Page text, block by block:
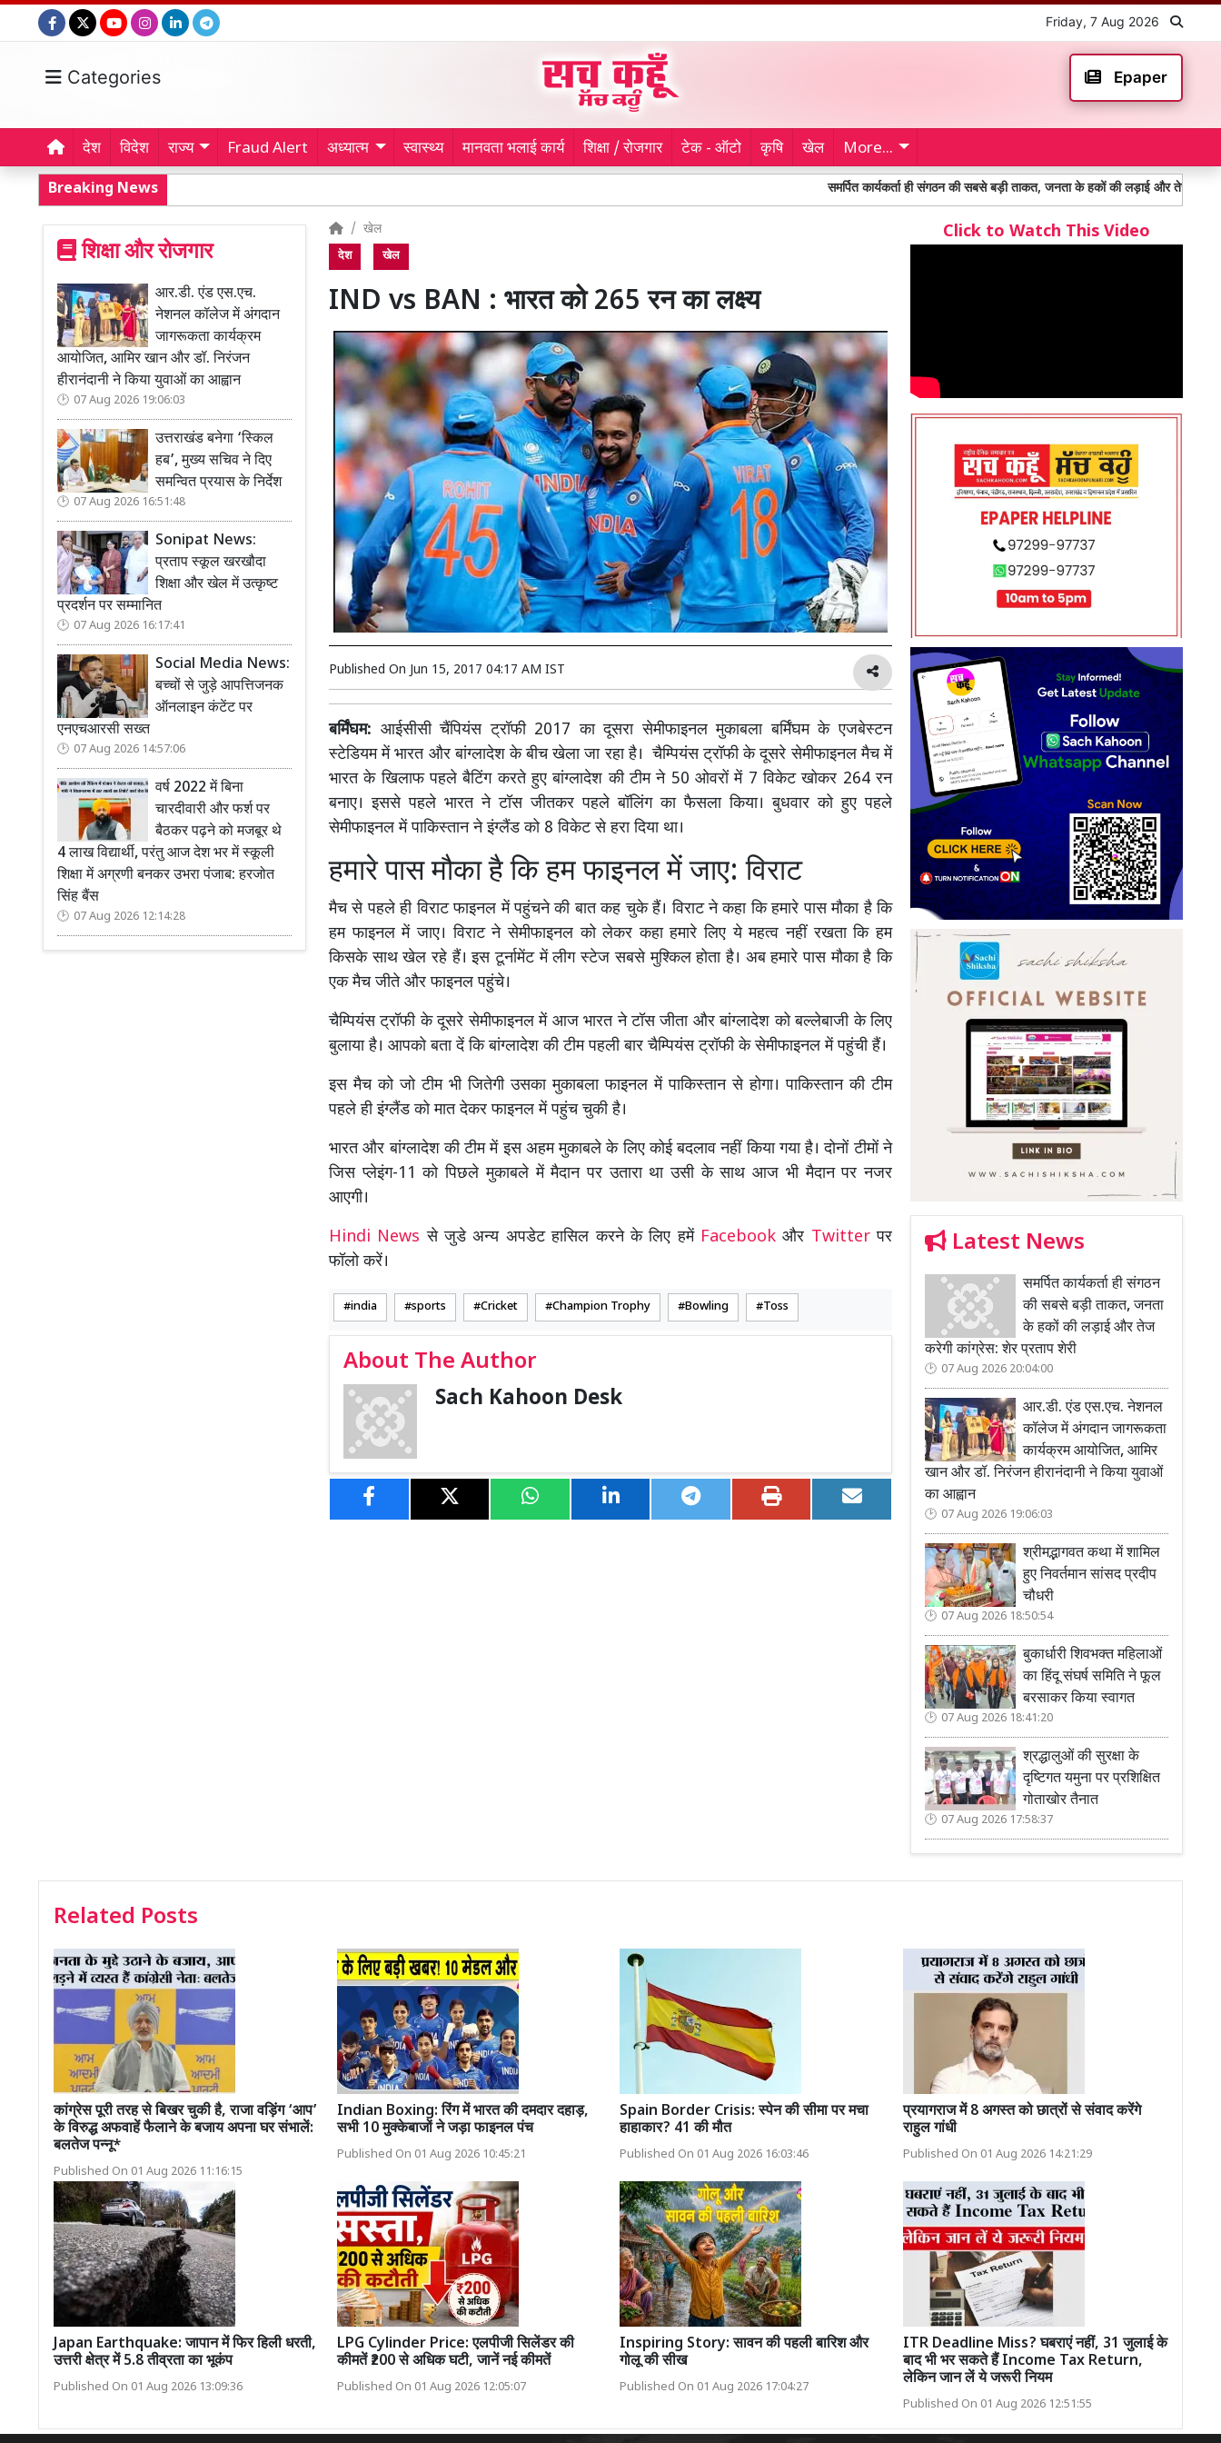
Friday, 7 Aug 2026
Categories Epaper
देश विदेश राज्य Fraud Alert अध्यात्म स्वास्थ्य मानवता भलाई कार्य शिक्षा / रोजगार टेक - ऑटो कृषि खेल More...
Breaking News समर्पित कार्यकर्ता ही संगठन की सबसे बड़ी ताकत, जनता के हकों की लड़ाई और तेज करेगी कांग्रेस: शेर
शिक्षा और रोजगार
आर.डी. एंड एस.एच.
नेशनल कॉलेज में अंगदान
जागरूकता कार्यक्रम
आयोजित, आमिर खान और डॉ. निरंजन
हीरानंदानी ने किया युवाओं का आह्वान
07 Aug 2026 19:06:03
उत्तराखंड बनेगा ‘स्किल
हब’, मुख्य सचिव ने दिए
समन्वित प्रयास के निर्देश
07 Aug 2026 16:51:48
Sonipat News:
प्रताप स्कूल खरखौदा
शिक्षा और खेल में उत्कृष्ट
प्रदर्शन पर सम्मानित
07 Aug 2026 16:17:41
Social Media News:
बच्चों से जुड़े आपत्तिजनक
ऑनलाइन कंटेंट पर
एनएचआरसी सख्त
07 Aug 2026 14:57:06
वर्ष 2022 में बिना
चारदीवारी और फर्श पर
बैठकर पढ़ने को मजबूर थे
4 लाख विद्यार्थी, परंतु आज देश भर में स्कूली
शिक्षा में अग्रणी बनकर उभरा पंजाब: हरजोत
सिंह बैंस
07 Aug 2026 12:14:28
खेल
देश खेल
IND vs BAN : भारत को 265 रन का लक्ष्य
Published On Jun 15, 2017 04:17 AM IST
बर्मिंघम: आईसीसी चैंपियंस ट्रॉफी 2017 का दूसरा सेमीफाइनल मुकाबला बर्मिंघम के एजबेस्टन
स्टेडियम में भारत और बांग्लादेश के बीच खेला जा रहा है। चैम्पियंस ट्रॉफी के दूसरे सेमीफाइनल मैच में
भारत के खिलाफ पहले बैटिंग करते हुए बांग्लादेश की टीम ने 50 ओवरों में 7 विकेट खोकर 264 रन
बनाए। इससे पहले भारत ने टॉस जीतकर पहले बॉलिंग का फैसला किया। बुधवार को हुए पहले
सेमीफाइनल में पाकिस्तान ने इंग्लैंड को 8 विकेट से हरा दिया था।
हमारे पास मौका है कि हम फाइनल में जाए: विराट
मैच से पहले ही विराट फाइनल में पहुंचने की बात कह चुके हैं। विराट ने कहा कि हमारे पास मौका है कि
हम फाइनल में जाए। विराट ने सेमीफाइनल को लेकर कहा हमारे लिए ये महत्व नहीं रखता कि हम
किसके साथ खेल रहे हैं। इस टूर्नामेंट में लीग स्टेज सबसे मुश्किल होता है। अब हमारे पास मौका है कि
एक मैच जीते और फाइनल पहुंचे।
चैम्पियंस ट्रॉफी के दूसरे सेमीफाइनल में आज भारत ने टॉस जीता और बांग्लादेश को बल्लेबाजी के लिए
बुलाया है। आपको बता दें कि बांग्लादेश की टीम पहली बार चैम्पियंस ट्रॉफी के सेमीफाइनल में पहुंची हैं।
इस मैच को जो टीम भी जितेगी उसका मुकाबला फाइनल में पाकिस्तान से होगा। पाकिस्तान की टीम
पहले ही इंग्लैंड को मात देकर फाइनल में पहुंच चुकी है।
भारत और बांग्लादेश की टीम में इस अहम मुकाबले के लिए कोई बदलाव नहीं किया गया है। दोनों टीमों ने
जिस प्लेइंग-11 को पिछले मुकाबले में मैदान पर उतारा था उसी के साथ आज भी मैदान पर नजर
आएगी।
Hindi Newsसे जुडे अन्य अपडेट हासिल करने के लिए हमें Facebookऔर Twitterपर
फॉलो करें।
india sports Cricket Champion Trophy Bowling Toss
About The Author
Sach Kahoon Desk
Click to Watch This Video
Latest News
समर्पित कार्यकर्ता ही संगठन
की सबसे बड़ी ताकत, जनता
के हकों की लड़ाई और तेज
करेगी कांग्रेस: शेर प्रताप शेरी
07 Aug 2026 20:04:00
आर.डी. एंड एस.एच. नेशनल
कॉलेज में अंगदान जागरूकता
कार्यक्रम आयोजित, आमिर
खान और डॉ. निरंजन हीरानंदानी ने किया युवाओं
का आह्वान
07 Aug 2026 19:06:03
श्रीमद्भागवत कथा में शामिल
हुए निवर्तमान सांसद प्रदीप
चौधरी
07 Aug 2026 18:50:54
बुकार्धारी शिवभक्त महिलाओं
का हिंदू संघर्ष समिति ने फूल
बरसाकर किया स्वागत
07 Aug 2026 18:41:20
श्रद्धालुओं की सुरक्षा के
दृष्टिगत यमुना पर प्रशिक्षित
गोताखोर तैनात
07 Aug 2026 17:58:37
Related Posts
कांग्रेस पूरी तरह से बिखर चुकी है, राजा वड़िंग ‘आप’
के विरुद्ध अफवाहें फैलाने के बजाय अपना घर संभालें:
बलतेज पन्नू*
Published On 01 Aug 2026 11:16:15
Indian Boxing: रिंग में भारत की दमदार दहाड़,
सभी 10 मुक्केबाजों ने जड़ा फाइनल पंच
Published On 01 Aug 2026 10:45:21
Spain Border Crisis: स्पेन की सीमा पर मचा
हाहाकार? 41 की मौत
Published On 01 Aug 2026 16:03:46
प्रयागराज में 8 अगस्त को छात्रों से संवाद करेंगे
राहुल गांधी
Published On 01 Aug 2026 14:21:29
Japan Earthquake: जापान में फिर हिली धरती,
उत्तरी क्षेत्र में 5.8 तीव्रता का भूकंप
Published On 01 Aug 2026 13:09:36
LPG Cylinder Price: एलपीजी सिलेंडर की
कीमतें ₹200 से अधिक घटी, जानें नई कीमतें
Published On 01 Aug 2026 12:05:07
Inspiring Story: सावन की पहली बारिश और
गोलू की सीख
Published On 01 Aug 2026 17:04:27
ITR Deadline Miss? घबराएं नहीं, 31 जुलाई के
बाद भी भर सकते हैं Income Tax Return,
लेकिन जान लें ये जरूरी नियम
Published On 01 Aug 2026 12:51:55